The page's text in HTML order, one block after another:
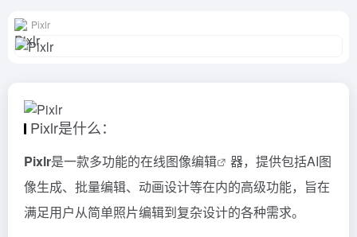
Pixlr
Pixlr是什么：
Pixlr是一款多功能的在线图像编辑
器，提供包括AI图
像生成、批量编辑、动画设计等在内的高级功能，旨在
满足用户从简单照片编辑到复杂设计的各种需求。